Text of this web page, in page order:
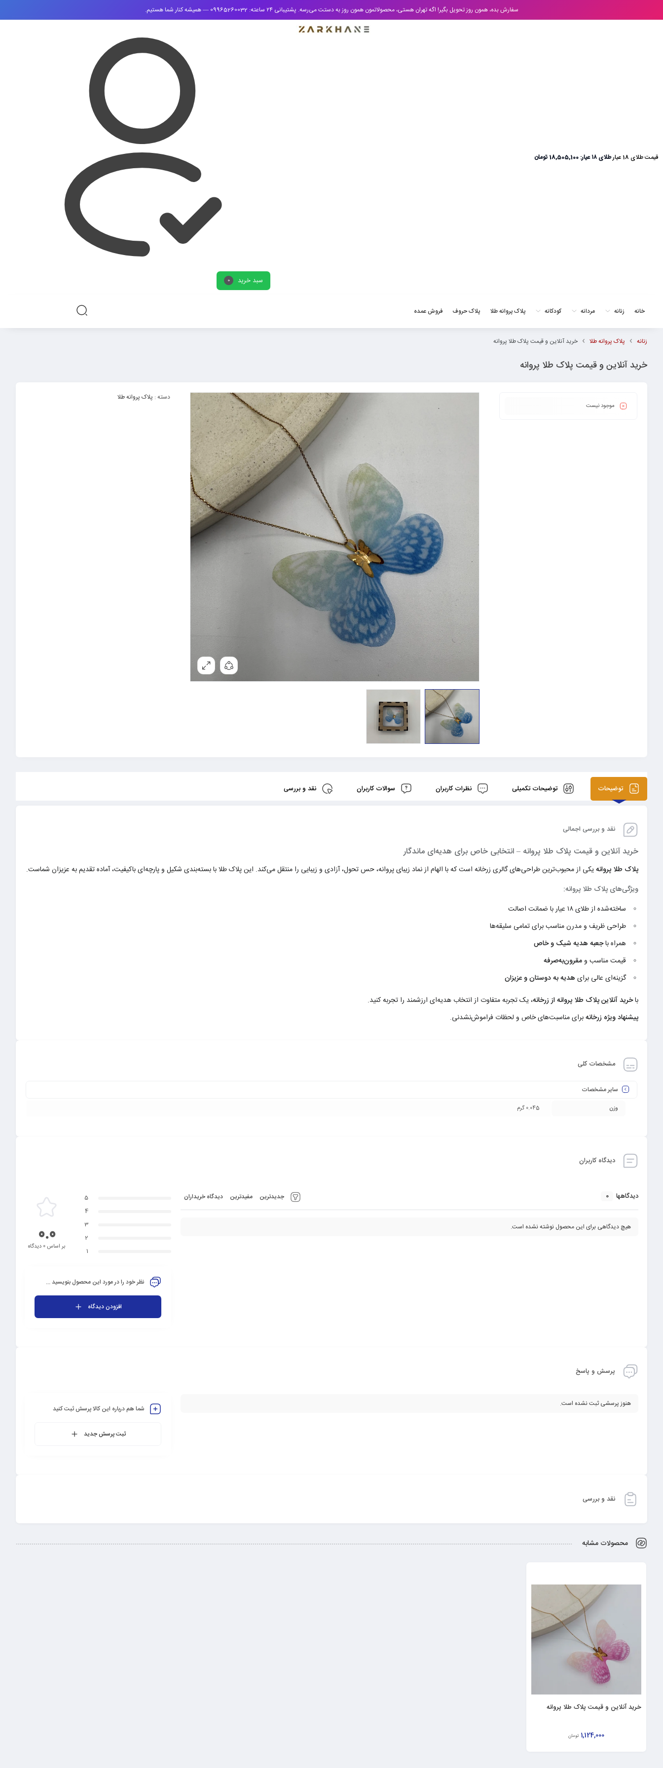
سفارش بده، همون روز تحویل بگیر! اگه تهران هستی، محصولاتمون همون روز به دستت می‌رسه. پشتیبانی ۲۴ ساعته: 09965260032 — همیشه کنار شما هستیم.
قیمت طلای 18 عیار طلای ۱۸ عیار: 18,505,100 تومان
سبد خرید 0
خانه زنانه مردانه کودکانه پلاک پروانه طلا پلاک حروف فروش عمده
زنانه پلاک پروانه طلا خرید آنلاین و قیمت پلاک طلا پروانه
خرید آنلاین و قیمت پلاک طلا پروانه
موجود نیست
دسته : پلاک پروانه طلا
توضیحات توضیحات تکمیلی نظرات کاربران سوالات کاربران نقد و بررسی
نقد و بررسی اجمالی
خرید آنلاین و قیمت پلاک طلا پروانه – انتخابی خاص برای هدیه‌ای ماندگار
پلاک طلا پروانهیکی از محبوب‌ترین طراحی‌های گالری زرخانه است که با الهام از نماد زیبای پروانه، حس تحول، آزادی و زیبایی را منتقل می‌کند. این پلاک طلا با بسته‌بندی شکیل و پارچه‌ای باکیفیت، آماده تقدیم به عزیزان شماست.
ویژگی‌های پلاک طلا پروانه:
ساخته‌شده از طلای ۱۸ عیار با ضمانت اصالت
طراحی ظریف و مدرن مناسب برای تمامی سلیقه‌ها
همراه باجعبه هدیه شیک و خاص
قیمت مناسب و مقرون‌به‌صرفه
گزینه‌ای عالی برای هدیه به دوستان و عزیزان
باخرید آنلاین پلاک طلا پروانه از زرخانه، یک تجربه متفاوت از انتخاب هدیه‌ای ارزشمند را تجربه کنید.
پیشنهاد ویژه زرخانهبرای مناسبت‌های خاص و لحظات فراموش‌نشدنی.
مشخصات کلی
سایر مشخصات
وزن 0.045 گرم
دیدگاه کاربران
دیدگاهها 0 جدیدترین مفیدترین دیدگاه خریداران
هیچ دیدگاهی برای این محصول نوشته نشده است.
5
4
3
2
1
0.0بر اساس 0 دیدگاه
نظر خود را در مورد این محصول بنویسید ...
افزودن دیدگاه
پرسش و پاسخ
هنوز پرسشی ثبت نشده است.
شما هم درباره این کالا پرسش ثبت کنید
ثبت پرسش جدید
نقد و بررسی
محصولات مشابه
خرید آنلاین و قیمت پلاک طلا پروانه
1,124,000 تومان